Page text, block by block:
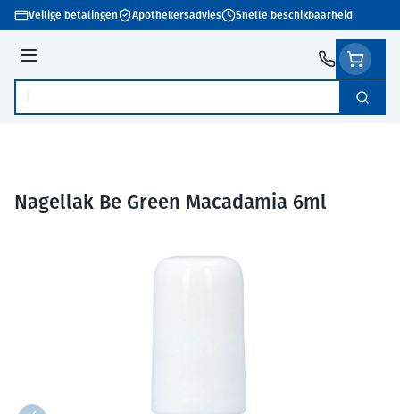
Ga naar de inhoud
Veilige betalingen Apothekersadvies Snelle beschikbaarheid
Menu
Product, merk, categorie... Zoek
Nagellak Be Green Macadamia 6ml